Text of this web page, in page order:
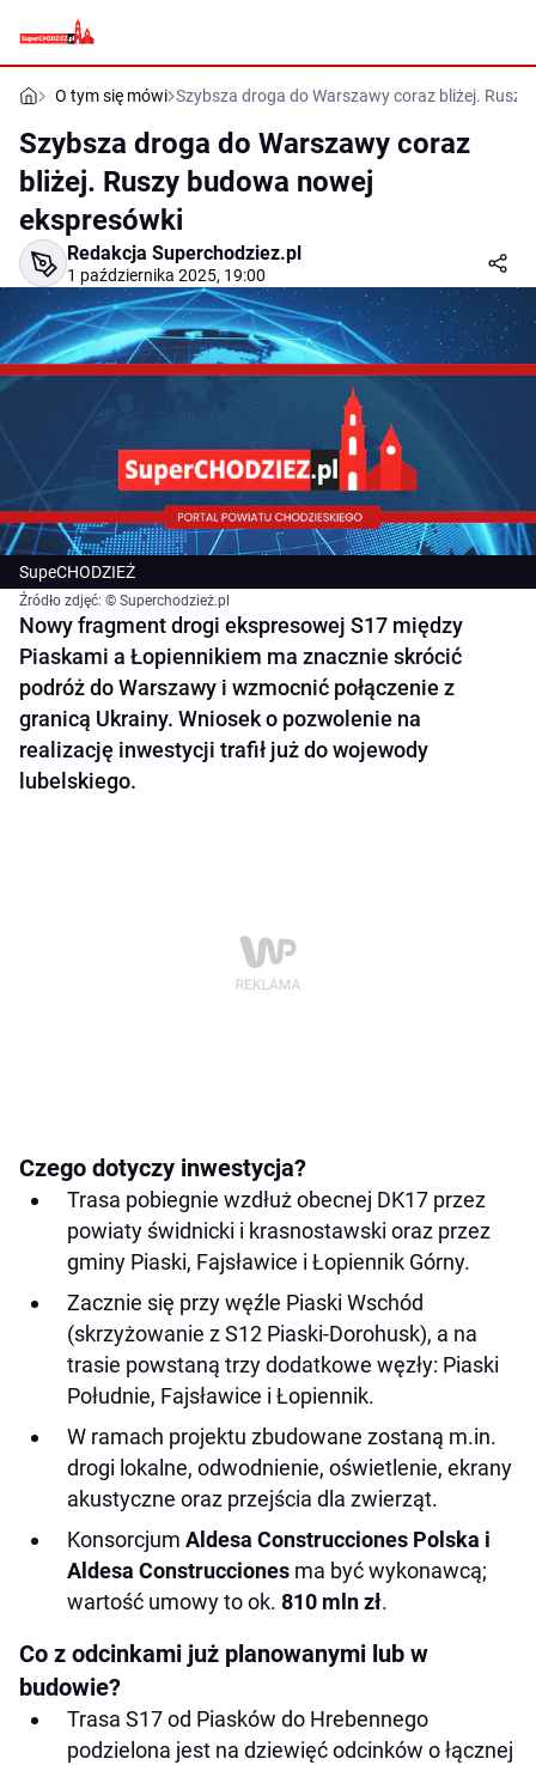
O tym się mówi Szybsza droga do Warszawy coraz bliżej.
Szybsza droga do Warszawy coraz
bliżej. Ruszy budowa nowej
ekspresówki
Redakcja Superchodziez.pl
1 października 2025, 19:00
SupeCHODZIEŻ
Źródło zdjęć: © Superchodzież.pl
Nowy fragment drogi ekspresowej S17 między
Piaskami a Łopiennikiem ma znacznie skrócić
podróż do Warszawy i wzmocnić połączenie z
granicą Ukrainy. Wniosek o pozwolenie na
realizację inwestycji trafił już do wojewody
lubelskiego.
Czego dotyczy inwestycja?
Trasa pobiegnie wzdłuż obecnej DK17 przez
powiaty świdnicki i krasnostawski oraz przez
gminy Piaski, Fajsławice i Łopiennik Górny.
Zacznie się przy węźle Piaski Wschód
(skrzyżowanie z S12 Piaski-Dorohusk), a na
trasie powstaną trzy dodatkowe węzły: Piaski
Południe, Fajsławice i Łopiennik.
W ramach projektu zbudowane zostaną m.in.
drogi lokalne, odwodnienie, oświetlenie, ekrany
akustyczne oraz przejścia dla zwierząt.
Konsorcjum Aldesa Construcciones Polska i
Aldesa Construcciones ma być wykonawcą;
wartość umowy to ok. 810 mln zł.
Co z odcinkami już planowanymi lub w
budowie?
Trasa S17 od Piasków do Hrebennego
podzielona jest na dziewięć odcinków o łącznej